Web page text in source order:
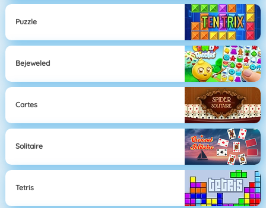
Puzzle
Bejeweled
Cartes
Solitaire
Tetris